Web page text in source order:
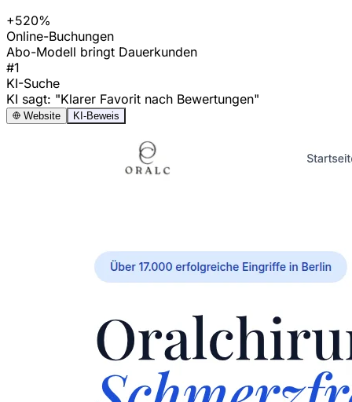
+520%
Online-Buchungen
Abo-Modell bringt Dauerkunden
#1
KI-Suche
KI sagt: "Klarer Favorit nach Bewertungen"
Website KI-Beweis